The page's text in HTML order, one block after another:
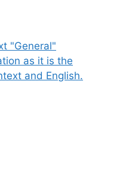
"General"
as it is the
and English.